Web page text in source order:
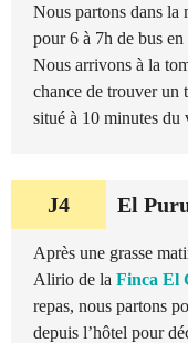
Nous partons dans la
pour 6 à 7h de bus
Nous arrivons à la
chance de trouver un
situé à 10 minutes du
J4 El
Après une grasse
Alirio de la Finca El
repas, nous partons
depuis l’hôtel pour